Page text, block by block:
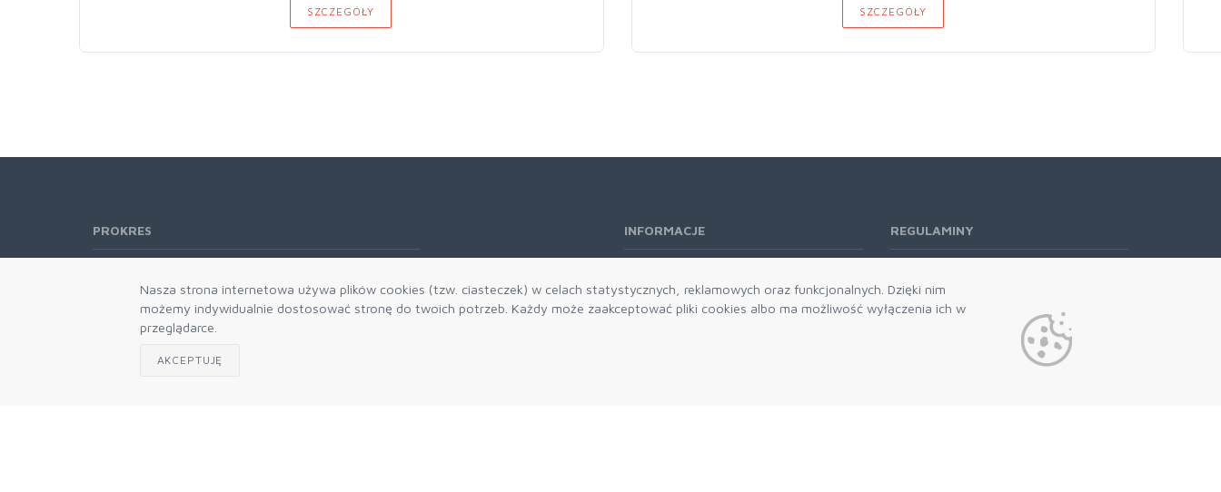
Nasza strona internetowa używa plików cookies (tzw. ciasteczek) w celach statystycznych, reklamowych oraz funkcjonalnych. Dzięki nim
możemy indywidualnie dostosować stronę do twoich potrzeb. Każdy może zaakceptować pliki cookies albo ma możliwość wyłączenia ich w
przeglądarce.
AKCEPTUJĘ
SZCZEGÓŁY SZCZEGÓŁY
PROKRES
61 866-92-98
666-021-660
Dział handlowy email: prokres@prokres.pl
INFORMACJE
Kontakt
REGULAMINY